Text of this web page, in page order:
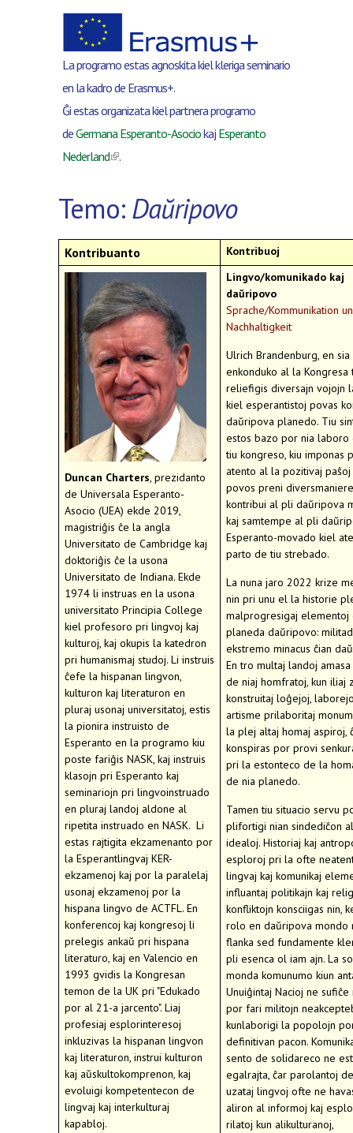
La programo estas agnoskita kiel kleriga seminario
en la kadro de Erasmus+.
Ĝi estas organizata kiel partnera programo
deGermana Esperanto-Asociokaj Esperanto
Nederland(link is external)
.
Temo:Daŭripovo
Kontribuanto Kontribuoj
Duncan Charters, prezidanto
de Universala Esperanto-
Asocio (UEA) ekde 2019,
magistriĝis ĉe la angla
Universitato de Cambridge kaj
doktoriĝis ĉe la usona
Universitato de Indiana. Ekde
1974 li instruas en la usona
universitato Principia College
kiel profesoro pri lingvoj kaj
kulturoj, kaj okupis la katedron
pri humanismaj studoj. Li instruis
ĉefe la hispanan lingvon,
kulturon kaj literaturon en
pluraj usonaj universitatoj, estis
la pionira instruisto de
Esperanto en la programo kiu
poste fariĝis NASK, kaj instruis
klasojn pri Esperanto kaj
seminariojn pri lingvoinstruado
en pluraj landoj aldone al
ripetita instruado en NASK. Li
estas rajtigita ekzamenanto por
la Esperantlingvaj KER-
ekzamenoj kaj por la paralelaj
usonaj ekzamenoj por la
hispana lingvo de ACTFL. En
konferencoj kaj kongresoj li
prelegis ankaŭ pri hispana
literaturo, kaj en Valencio en
1993 gvidis la Kongresan
temon de la UK pri "Edukado
por al 21-a jarcento". Liaj
profesiaj esplorinteresoj
inkluzivas la hispanan lingvon
kaj literaturon, instrui kulturon
kaj aŭskultokomprenon, kaj
evoluigi kompetentecon de
lingvaj kaj interkulturaj
kapabloj.
Lingvo/komunikado kaj
daŭripovo
Sprache/Kommunikation
Nachhaltigkeit
Ulrich Brandenburg, en sia
enkonduko al la Kongresa
reliefigis diversajn vojojn
kiel esperantistoj povas
daŭripova planedo. Tiu
estos bazo por nia laboro
tiu kongreso, kiu imponas
atento al la pozitivaj paŝoj
povos preni
kontribui al pli daŭripova
kaj samtempe al pli
Esperanto-movado kiel
parto de tiu strebado.
La nuna jaro 2022 krize
nin pri unu el la historie
malprogresigaj elementoj
planeda daŭripovo:
ekstremo minacus ĉian
En tro multaj landoj
de niaj homfratoj, kun iliaj
konstruitaj loĝejoj,
artisme prilaboritaj
la plej altaj homaj aspiroj,
konspiras por provi
pri la estonteco de la
de nia planedo.
Tamen tiu situacio servu
plifortigi nian sindediĉon
idealoj. Historiaj kaj
esploroj pri la ofte
lingvaj kaj komunikaj
influantaj politikajn kaj
konfliktojn konsciigas nin,
rolo en daŭripova mondo
flanka sed fundamente
pli esenca ol iam ajn. La
monda komunumo kiun
Unuiĝintaj Nacioj ne
por fari militojn
kunlaborigi la popolojn
definitivan pacon.
sento de solidareco ne
egalrajta, ĉar parolantoj
uzataj lingvoj ofte ne
aliron al informoj kaj
rilatoj kun alikulturanoj,